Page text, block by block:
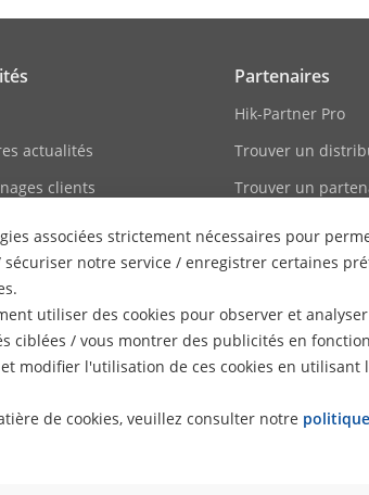
associées strictement nécessaires pour
notre service / enregistrer certaines
utiliser des cookies pour observer et
ciblées / vous montrer des publicités en
modifier l'utilisation de ces cookies en utilisant
de cookies, veuillez consulter notre
actualités
clients
vidéo
Partenaires
Hik-Partner Pro
Trouver un
Trouver un
Portail des
technologiques
Hikvision
Platform
Témoignage de